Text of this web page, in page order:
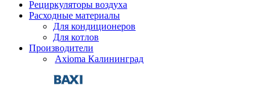
Рециркуляторы воздуха
Расходные материалы
Для кондиционеров
Для котлов
Производители
Axioma Калининград